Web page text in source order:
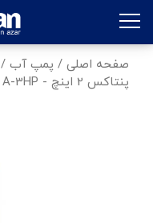
صفحه اصلی / پمپ آب /
پنتاکس 2 اینچ - 4S140/20 A-3HP